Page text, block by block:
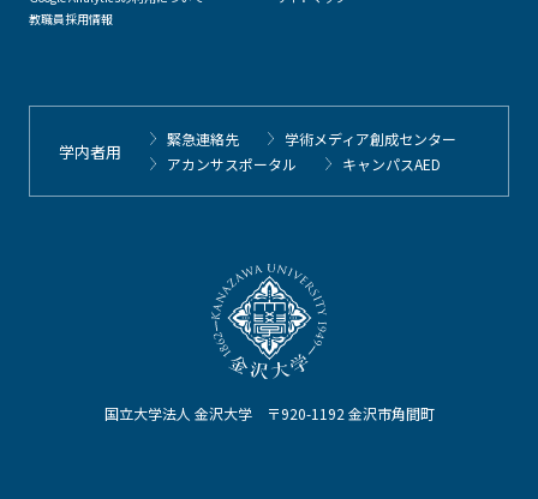
国立大学法人 金沢大学 〒920-1192 金沢市角間町
教職員採用情報
学内者用
緊急連絡先
学術メディア創成センター
アカンサスポータル
キャンパスAED